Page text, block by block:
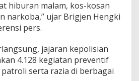
hiburan malam, kos-kosan
narkoba,” ujar Brigjen Hengki
pers.
jajaran kepolisian
4.128 kegiatan preventif
serta razia di berbagai